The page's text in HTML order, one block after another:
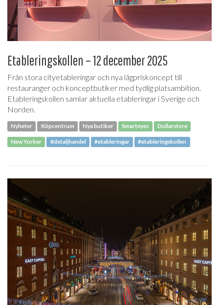
Etableringskollen – 12 december 2025
Från stora cityetableringar och nya lågpriskoncept till
restauranger och konceptbutiker med tydlig platsambition.
Etableringskollen samlar aktuella etableringar i Sverige och
Norden.
Nyheter Köpcentrum Nya butiker Smarteyes Dollarstore
New Yorker #detaljhandel #etableringar #etableringskollen